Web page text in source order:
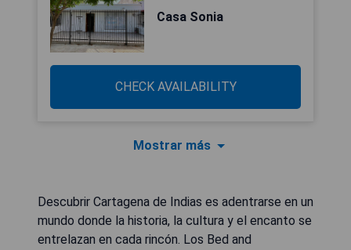
Casa Sonia
CHECK AVAILABILITY
Mostrar más
Descubrir Cartagena de Indias es adentrarse en un
mundo donde la historia, la cultura y el encanto se
entrelazan en cada rincón. Los Bed and